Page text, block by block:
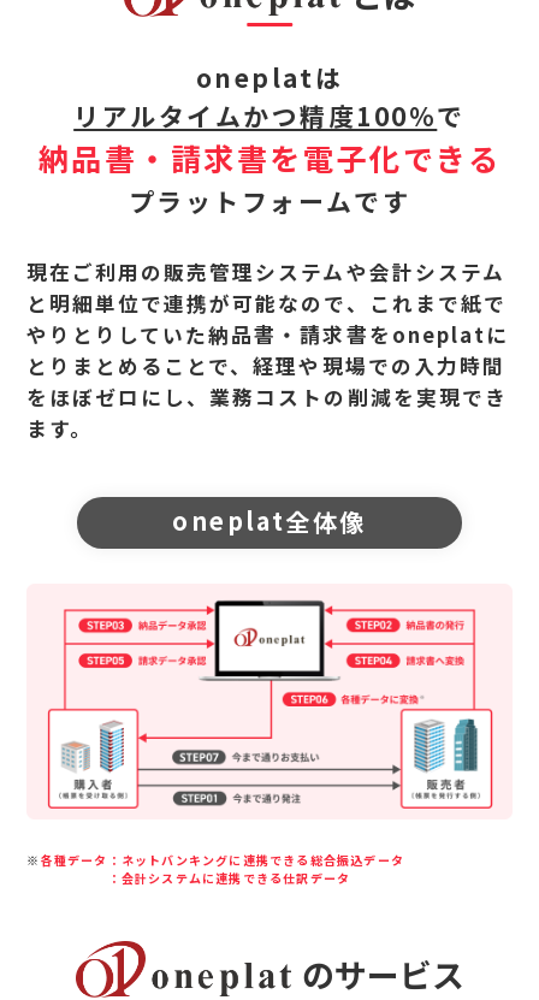
oneplatは
リアルタイムかつ精度100%で
納品書・請求書を電子化できる
プラットフォームです
現在ご利用の販売管理システムや会計システム
と明細単位で連携が可能なので、
これまで紙で
やりとりしていた納品書・請求書をoneplatに
とりまとめることで、経理や現場での入力時間
をほぼゼロにし、業務コストの削減を実現でき
ます。
oneplat全体像
※ 各種データ ：ネットバンキングに連携できる総合振込データ
：会計システムに連携できる仕訳データ
のサービス